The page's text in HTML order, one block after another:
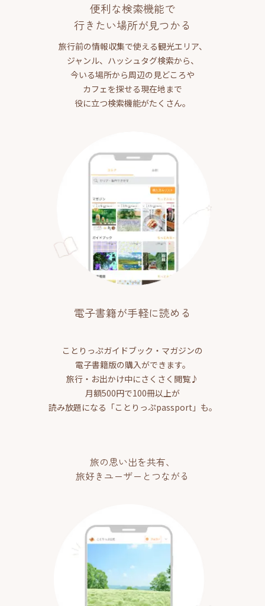
便利な検索機能で
行きたい場所が見つかる
旅行前の情報収集で使える観光エリア、
ジャンル、ハッシュタグ検索から、
今いる場所から周辺の見どころや
カフェを探せる現在地まで
役に立つ検索機能がたくさん。
電子書籍が手軽に読める
ことりっぷガイドブック・マガジンの
電子書籍版の購入ができます。
旅行・お出かけ中にさくさく閲覧♪
月額500円で100冊以上が
読み放題になる「ことりっぷpassport」も。
旅の思い出を共有、
旅好きユーザーとつながる